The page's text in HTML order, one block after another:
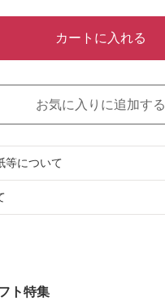
カートに入れる
お気に入りに追加する
等について
ト特集